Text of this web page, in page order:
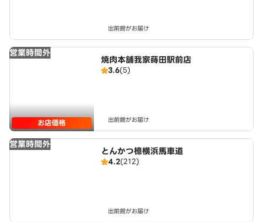
出前館がお届け
営業時間外
お店価格
焼肉本舗我家蒔田駅前店
3.6(5)
出前館がお届け
営業時間外
とんかつ檍横浜馬車道
4.2(212)
出前館がお届け